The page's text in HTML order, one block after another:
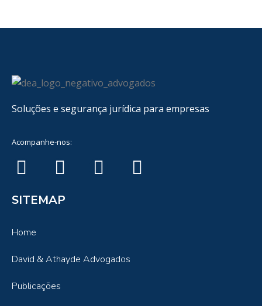
Soluções e segurança jurídica para empresas
Acompanhe-nos:
SITEMAP
Home
David & Athayde Advogados
Publicações